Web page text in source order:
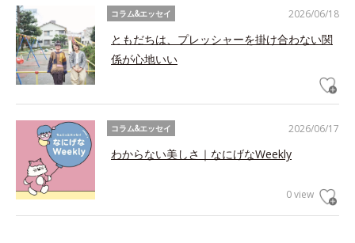
2026/06/18
コラム&エッセイ
ともだちは、プレッシャーを掛け合わない関
係が心地いい
2026/06/17
コラム&エッセイ
わからない美しさ｜なにげなWeekly
0 view